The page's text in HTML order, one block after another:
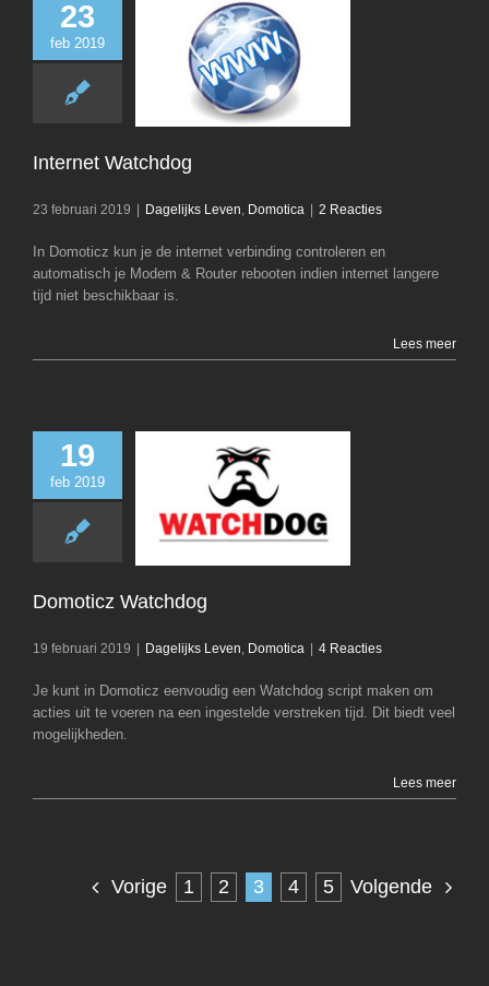
23
feb 2019
Internet Watchdog
23 februari 2019 Dagelijks Leven, Domotica 2 Reacties
In Domoticz kun je de internet verbinding controleren en
automatisch je Modem & Router rebooten indien internet langere
tijd niet beschikbaar is.
Lees meer
19
feb 2019
Domoticz Watchdog
19 februari 2019 Dagelijks Leven, Domotica 4 Reacties
Je kunt in Domoticz eenvoudig een Watchdog script maken om
acties uit te voeren na een ingestelde verstreken tijd. Dit biedt veel
mogelijkheden.
Lees meer
Vorige 1 2 3 4 5 Volgende